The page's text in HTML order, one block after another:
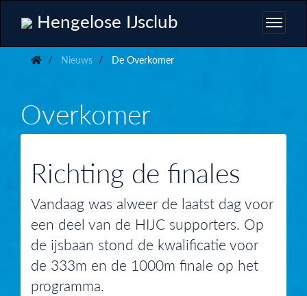
Hengelose IJsclub
Nieuws De Overkomer
Overkomer
Richting de finales
Vandaag was alweer de laatst dag voor
een deel van de HIJC supporters. Op
de ijsbaan stond de kwalificatie voor
de 333m en de 1000m finale op het
programma.